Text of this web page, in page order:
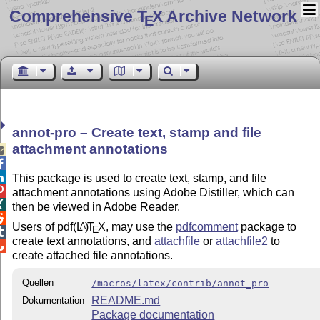
Comprehensive TEX Archive Network
annot-pro – Create text, stamp and file
attachment annotations
This package is used to create text, stamp, and file
attachment annotations using Adobe Distiller, which can
then be viewed in Adobe Reader.
Users of pdf(LA)TEX, may use the pdfcommentpackage to
create text annotations, andattachfile orattachfile2 to
create attached file annotations.
Quellen
/macros/latex/contrib/annot_pro
Dokumentation
README.md
Package documentation